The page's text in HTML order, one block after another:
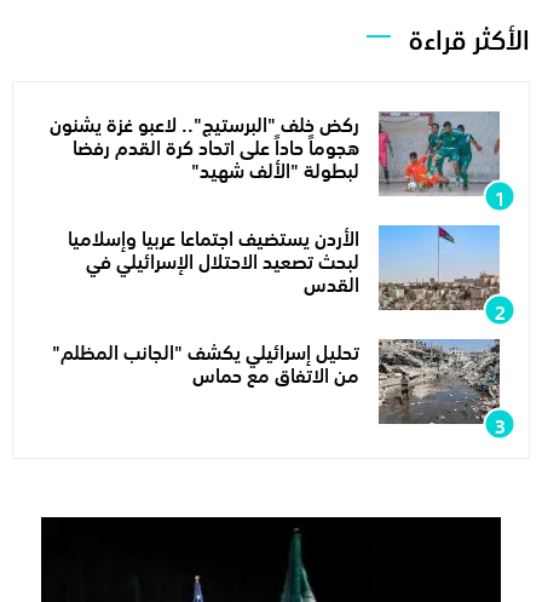
الأكثر قراءة
ركض خلف "البرستيج".. لاعبو غزة يشنون
هجوماً حاداً على اتحاد كرة القدم رفضا
لبطولة "الألف شهيد"
الأردن يستضيف اجتماعا عربيا وإسلاميا
لبحث تصعيد الاحتلال الإسرائيلي في
القدس
تحليل إسرائيلي يكشف "الجانب المظلم"
من الاتفاق مع حماس